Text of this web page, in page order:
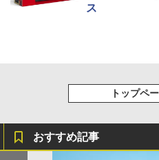
ス
トップペ
おすすめ記事